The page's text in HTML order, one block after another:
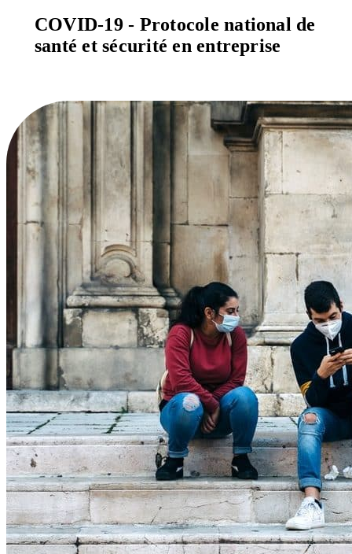
COVID-19 - Protocole national de
santé et sécurité en entreprise